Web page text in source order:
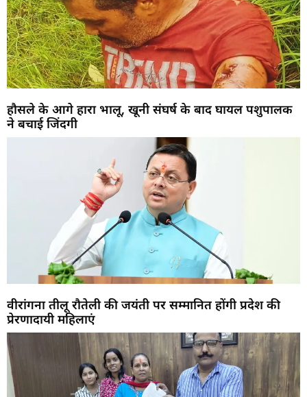
हौसले के आगे हारा भालू, खूनी संघर्ष के बाद घायल पशुपालक
ने बचाई जिंदगी
वीरांगना तीलू रौतेली की जयंती पर सम्मानित होंगी प्रदेश की
प्रेरणादायी महिलाएं